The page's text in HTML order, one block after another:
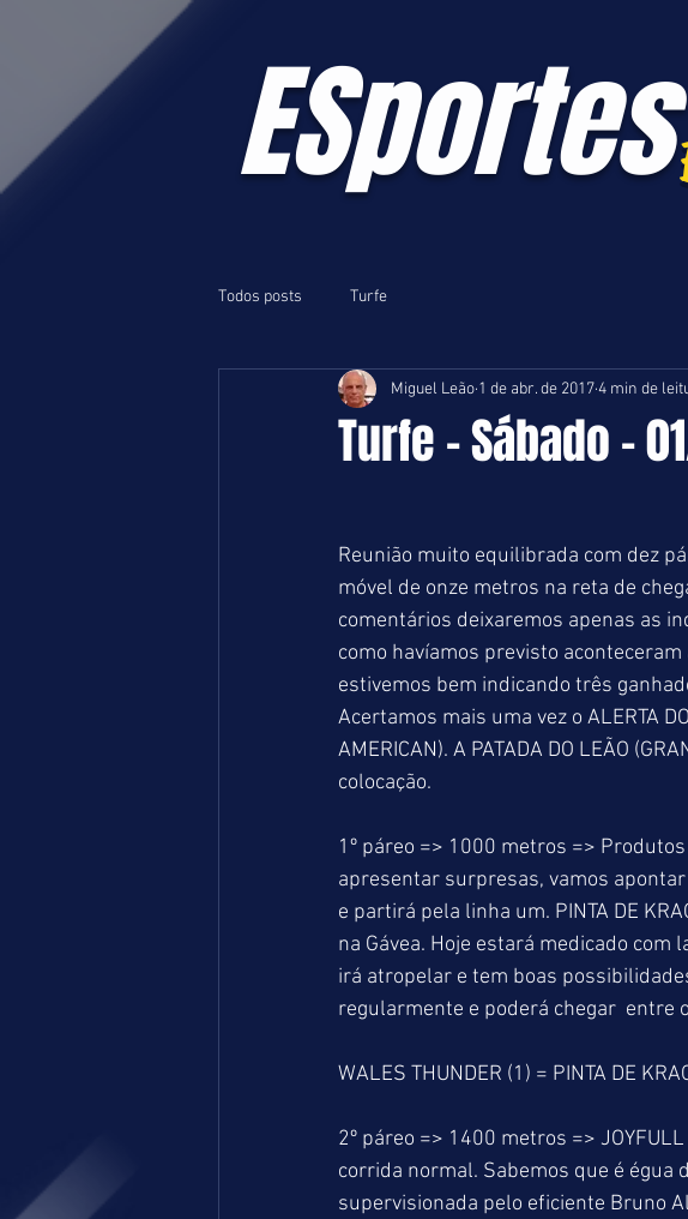
ESportes
Todos posts Turfe
Turfe - Sábado -
Miguel Leão 1 de abr. de 20174 min de
Reunião muito equilibrada com dez
móvel de onze metros na reta de
comentários deixaremos apenas as
como havíamos previsto
estivemos bem indicando três
Acertamos mais uma vez o ALERTA
AMERICAN). A PATADA DO LEÃO
colocação.
1º páreo => 1000 metros =>
apresentar surpresas, vamos apontar
e partirá pela linha um. PINTA DE
na Gávea. Hoje estará medicado com
irá atropelar e tem boas
regularmente e poderá chegar  entre
WALES THUNDER (1) = PINTA DE
2º páreo => 1400 metros =>
corrida normal. Sabemos que é égua
supervisionada pelo eficiente Bruno